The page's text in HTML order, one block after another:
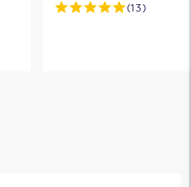
(13)